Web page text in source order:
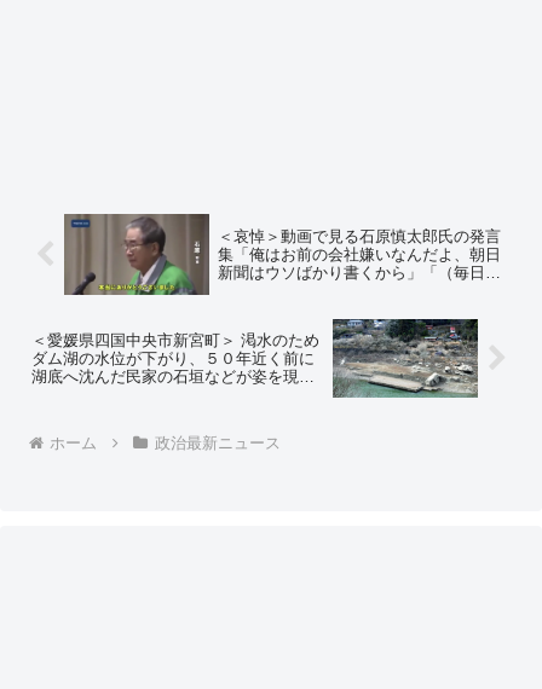
＜哀悼＞動画で見る石原慎太郎氏の発言
集「俺はお前の会社嫌いなんだよ、朝日
新聞はウソばかり書くから」「（毎日新
いになりますな」「（福島原発事故から
帰還した消防士らに）本当にありがと
う…」
＜愛媛県四国中央市新宮町＞ 渇水のため
ダム湖の水位が下がり、５０年近く前に
湖底へ沈んだ民家の石垣などが姿を現
れだよ」「もう言ったもん勝ちの世界」
ホーム 政治最新ニュース